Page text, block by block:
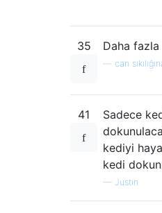
35 Daha fazla
can
41
Sadece
kediyi
kedi
— Justin